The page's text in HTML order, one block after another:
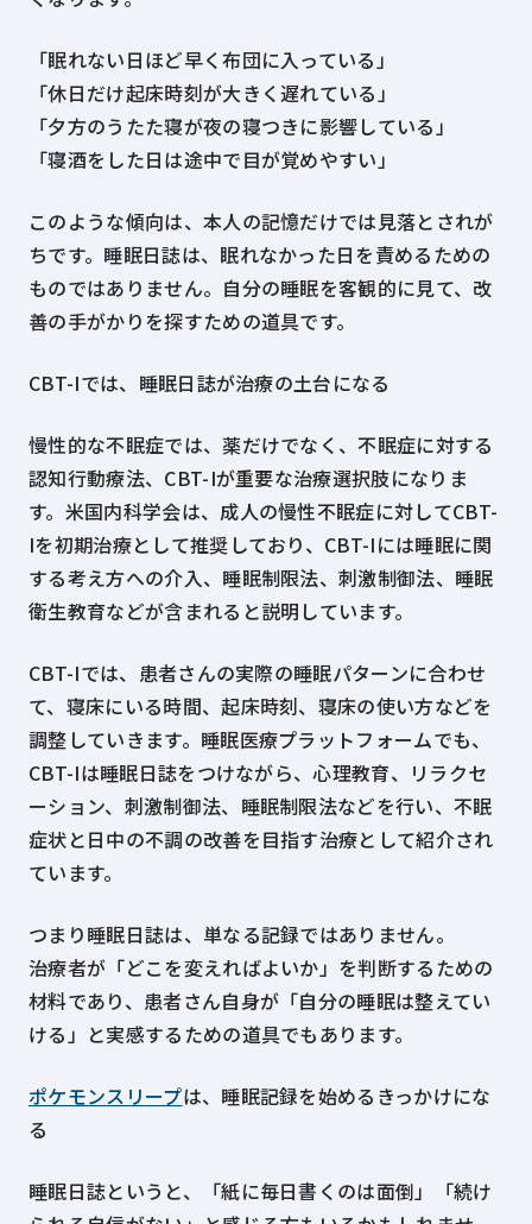
「眠れない日ほど早く布団に入っている」
「休日だけ起床時刻が大きく遅れている」
「夕方のうたた寝が夜の寝つきに影響している」
「寝酒をした日は途中で目が覚めやすい」
このような傾向は、本人の記憶だけでは見落とされが
ちです。睡眠日誌は、眠れなかった日を責めるための
ものではありません。自分の睡眠を客観的に見て、改
善の手がかりを探すための道具です。
CBT-Iでは、睡眠日誌が治療の土台になる
慢性的な不眠症では、薬だけでなく、不眠症に対する
認知行動療法、CBT-Iが重要な治療選択肢になりま
す。米国内科学会は、成人の慢性不眠症に対してCBT-
Iを初期治療として推奨しており、CBT-Iには睡眠に関
する考え方への介入、睡眠制限法、刺激制御法、睡眠
衛生教育などが含まれると説明しています。
CBT-Iでは、患者さんの実際の睡眠パターンに合わせ
て、寝床にいる時間、起床時刻、寝床の使い方などを
調整していきます。睡眠医療プラットフォームでも、
CBT-Iは睡眠日誌をつけながら、心理教育、リラクセ
ーション、刺激制御法、睡眠制限法などを行い、不眠
症状と日中の不調の改善を目指す治療として紹介され
ています。
つまり睡眠日誌は、単なる記録ではありません。
治療者が「どこを変えればよいか」を判断するための
材料であり、患者さん自身が「自分の睡眠は整えてい
ける」と実感するための道具でもあります。
ポケモンスリープは、睡眠記録を始めるきっかけにな
る
睡眠日誌というと、「紙に毎日書くのは面倒」「続け